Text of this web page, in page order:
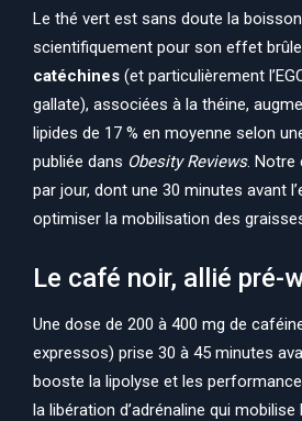
Le thé vert est sans doute la
scientifiquement pour son effet
catéchines (et particulièrement
gallate), associées à la théine,
lipides de 17 % en moyenne selon
publiée dans Obesity Reviews. Notre
par jour, dont une 30 minutes avant
optimiser la mobilisation des
Le café noir, allié pré-
Une dose de 200 à 400 mg de
expressos) prise 30 à 45 minutes
booste la lipolyse et les
la libération d’adrénaline qui